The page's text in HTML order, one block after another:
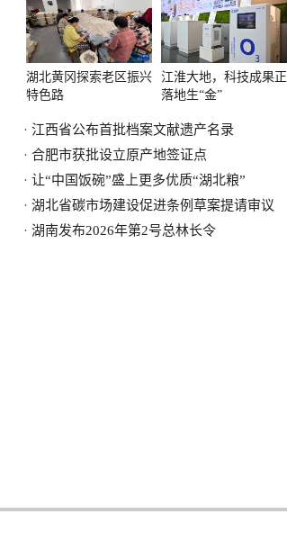
湖北黄冈探索老区振兴
特色路
江淮大地，科技成果正
落地生“金”
· 江西省公布首批档案文献遗产名录
· 合肥市获批设立原产地签证点
· 让“中国饭碗”盛上更多优质“湖北粮”
· 湖北省碳市场建设促进条例草案提请审议
· 湖南发布2026年第2号总林长令